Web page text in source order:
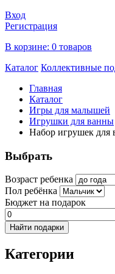
Вход
Регистрация
В корзине: 0 товаров
Каталог Коллективные
Главная
Каталог
Игры для малышей
Игрушки для ванны
Набор игрушек для
Выбрать
Возраст ребенка
Пол ребёнка
Бюджет на подарок
Найти подарки
Категории